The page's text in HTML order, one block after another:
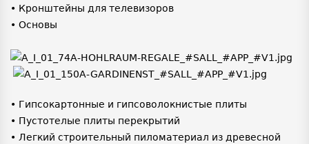
• Кронштейны для телевизоров
• Основы
• Гипсокартонные и гипсоволокнистые плиты
• Пустотелые плиты перекрытий
• Легкий строительный пиломатериал из древесной